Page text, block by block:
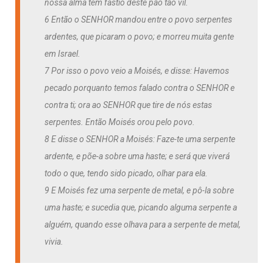
nossa alma tem fastio deste pão tão vil.
6 Então o SENHOR mandou entre o povo serpentes
ardentes, que picaram o povo; e morreu muita gente
em Israel.
7 Por isso o povo veio a Moisés, e disse: Havemos
pecado porquanto temos falado contra o SENHOR e
contra ti; ora ao SENHOR que tire de nós estas
serpentes. Então Moisés orou pelo povo.
8 E disse o SENHOR a Moisés: Faze-te uma serpente
ardente, e põe-a sobre uma haste; e será que viverá
todo o que, tendo sido picado, olhar para ela.
9 E Moisés fez uma serpente de metal, e pô-la sobre
uma haste; e sucedia que, picando alguma serpente a
alguém, quando esse olhava para a serpente de metal,
vivia.